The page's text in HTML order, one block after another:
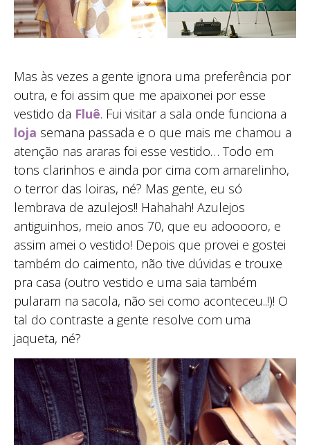
Mas às vezes a gente ignora uma preferência por
outra, e foi assim que me apaixonei por esse
vestido da Fluê. Fui visitar a sala onde funciona a
loja semana passada e o que mais me chamou a
atenção nas araras foi esse vestido… Todo em
tons clarinhos e ainda por cima com amarelinho,
o terror das loiras, né? Mas gente, eu só
lembrava de azulejos!! Hahahah! Azulejos
antiguinhos, meio anos 70, que eu adooooro, e
assim amei o vestido! Depois que provei e gostei
também do caimento, não tive dúvidas e trouxe
pra casa (outro vestido e uma saia também
pularam na sacola, não sei como aconteceu..!)! O
tal do contraste a gente resolve com uma
jaqueta, né?